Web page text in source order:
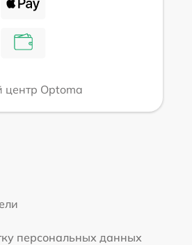
Optoma
персональных данных